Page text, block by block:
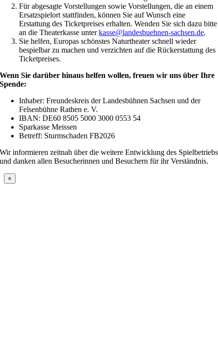
Für abgesagte Vorstellungen sowie Vorstellungen, die an einem
Ersatzspielort stattfinden, können Sie auf Wunsch eine
Erstattung des Ticketpreises erhalten. Wenden Sie sich dazu bitte
an die Theaterkasse unterkasse@landesbuehnen-sachsen.de.
Sie helfen, Europas schönstes Naturtheater schnell wieder
bespielbar zu machen und verzichten auf die Rückerstattung des
Ticketpreises.
Wenn Sie darüber hinaus helfen wollen, freuen wir uns über Ihre
Spende:
Inhaber: Freundeskreis der Landesbühnen Sachsen und der
Felsenbühne Rathen e. V.
IBAN: DE60 8505 5000 3000 0553 54
Sparkasse Meissen
Betreff: Sturmschaden FB2026
Wir informieren zeitnah über die weitere Entwicklung des Spielbetriebs
und danken allen Besucherinnen und Besuchern für ihr Verständnis.
×